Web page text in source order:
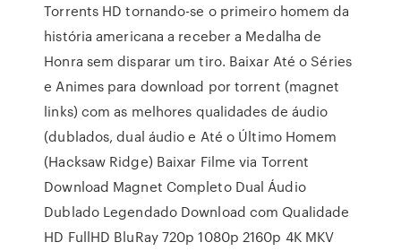
Torrents HD tornando-se o primeiro homem da
história americana a receber a Medalha de
Honra sem disparar um tiro. Baixar Até o Séries
e Animes para download por torrent (magnet
links) com as melhores qualidades de áudio
(dublados, dual áudio e Até o Último Homem
(Hacksaw Ridge) Baixar Filme via Torrent
Download Magnet Completo Dual Áudio
Dublado Legendado Download com Qualidade
HD FullHD BluRay 720p 1080p 2160p 4K MKV